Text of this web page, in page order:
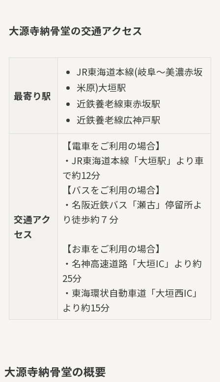
大源寺納骨堂の交通アクセス
最寄り駅
JR東海道本線(岐阜～美濃赤坂
米原)大垣駅
近鉄養老線東赤坂駅
近鉄養老線広神戸駅
交通アク
セス
【電車をご利用の場合】
・JR東海道本線「大垣駅」より車
で約12分
【バスをご利用の場合】
・名阪近鉄バス「瀬古」停留所よ
り徒歩約７分
【お車をご利用の場合】
・名神高速道路「大垣IC」より約
25分
・東海環状自動車道「大垣西IC」
より約15分
大源寺納骨堂の概要